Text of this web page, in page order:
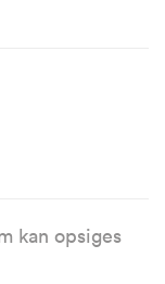
kan opsiges